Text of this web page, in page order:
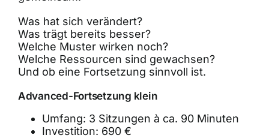
Was hat sich verändert?
Was trägt bereits besser?
Welche Muster wirken noch?
Welche Ressourcen sind gewachsen?
Und ob eine Fortsetzung sinnvoll ist.
Advanced-Fortsetzung klein
Umfang: 3 Sitzungen à ca. 90 Minuten
Investition: 690 €